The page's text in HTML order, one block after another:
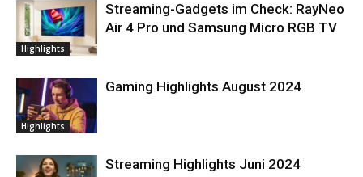
Highlights
Streaming-Gadgets im Check: RayNeo
Air 4 Pro und Samsung Micro RGB TV
Highlights
Gaming Highlights August 2024
Streaming Highlights Juni 2024